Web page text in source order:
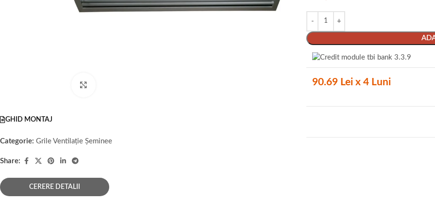
GHID MONTAJ
Categorie: Grile Ventilație Șeminee
Share:
CERERE DETALII
90.69 Lei x 4 Luni